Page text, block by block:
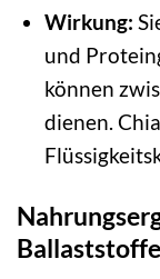
Wirkung:
und
können
dienen.